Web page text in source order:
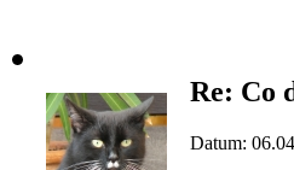
Re: Co
Datum: